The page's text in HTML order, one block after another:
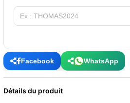
Facebook WhatsApp
Détails du produit